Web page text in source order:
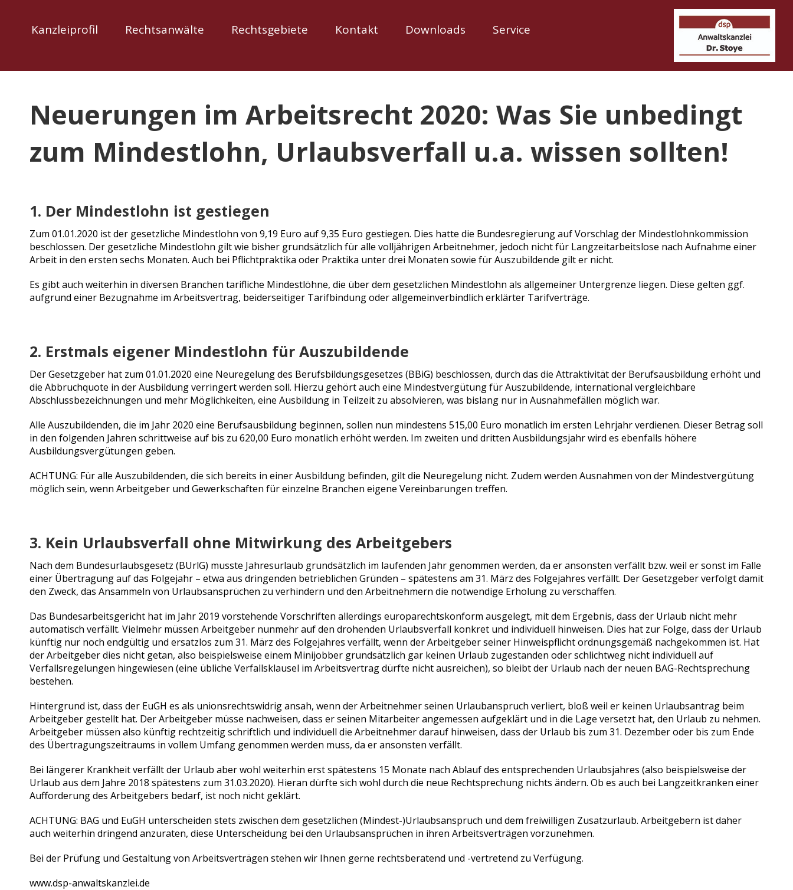
springenKanzleiprofil Rechtsanwälte Rechtsgebiete Kontakt Downloads Service
Neuerungen im Arbeitsrecht 2020: Was Sie unbedingt
zum Mindestlohn, Urlaubsverfall u.a. wissen sollten!
1. Der Mindestlohn ist gestiegen
Zum 01.01.2020 ist der gesetzliche Mindestlohn von 9,19 Euro auf 9,35 Euro gestiegen. Dies hatte die Bundesregierung auf Vorschlag der Mindestlohnkommission
beschlossen. Der gesetzliche Mindestlohn gilt wie bisher grundsätzlich für alle volljährigen Arbeitnehmer, jedoch nicht für Langzeitarbeitslose nach Aufnahme einer
Arbeit in den ersten sechs Monaten. Auch bei Pflichtpraktika oder Praktika unter drei Monaten sowie für Auszubildende gilt er nicht.
Es gibt auch weiterhin in diversen Branchen tarifliche Mindestlöhne, die über dem gesetzlichen Mindestlohn als allgemeiner Untergrenze liegen. Diese gelten ggf.
aufgrund einer Bezugnahme im Arbeitsvertrag, beiderseitiger Tarifbindung oder allgemeinverbindlich erklärter Tarifverträge.
2. Erstmals eigener Mindestlohn für Auszubildende
Der Gesetzgeber hat zum 01.01.2020 eine Neuregelung des Berufsbildungsgesetzes (BBiG) beschlossen, durch das die Attraktivität der Berufsausbildung erhöht und
die Abbruchquote in der Ausbildung verringert werden soll. Hierzu gehört auch eine Mindestvergütung für Auszubildende, international vergleichbare
Abschlussbezeichnungen und mehr Möglichkeiten, eine Ausbildung in Teilzeit zu absolvieren, was bislang nur in Ausnahmefällen möglich war.
Alle Auszubildenden, die im Jahr 2020 eine Berufsausbildung beginnen, sollen nun mindestens 515,00 Euro monatlich im ersten Lehrjahr verdienen. Dieser Betrag soll
in den folgenden Jahren schrittweise auf bis zu 620,00 Euro monatlich erhöht werden. Im zweiten und dritten Ausbildungsjahr wird es ebenfalls höhere
Ausbildungsvergütungen geben.
ACHTUNG: Für alle Auszubildenden, die sich bereits in einer Ausbildung befinden, gilt die Neuregelung nicht. Zudem werden Ausnahmen von der Mindestvergütung
möglich sein, wenn Arbeitgeber und Gewerkschaften für einzelne Branchen eigene Vereinbarungen treffen.
3. Kein Urlaubsverfall ohne Mitwirkung des Arbeitgebers
Nach dem Bundesurlaubsgesetz (BUrlG) musste Jahresurlaub grundsätzlich im laufenden Jahr genommen werden, da er ansonsten verfällt bzw. weil er sonst im Falle
einer Übertragung auf das Folgejahr – etwa aus dringenden betrieblichen Gründen – spätestens am 31. März des Folgejahres verfällt. Der Gesetzgeber verfolgt damit
den Zweck, das Ansammeln von Urlaubsansprüchen zu verhindern und den Arbeitnehmern die notwendige Erholung zu verschaffen.
Das Bundesarbeitsgericht hat im Jahr 2019 vorstehende Vorschriften allerdings europarechtskonform ausgelegt, mit dem Ergebnis, dass der Urlaub nicht mehr
automatisch verfällt. Vielmehr müssen Arbeitgeber nunmehr auf den drohenden Urlaubsverfall konkret und individuell hinweisen. Dies hat zur Folge, dass der Urlaub
künftig nur noch endgültig und ersatzlos zum 31. März des Folgejahres verfällt, wenn der Arbeitgeber seiner Hinweispflicht ordnungsgemäß nachgekommen ist. Hat
der Arbeitgeber dies nicht getan, also beispielsweise einem Minijobber grundsätzlich gar keinen Urlaub zugestanden oder schlichtweg nicht individuell auf
Verfallsregelungen hingewiesen (eine übliche Verfallsklausel im Arbeitsvertrag dürfte nicht ausreichen), so bleibt der Urlaub nach der neuen BAG-Rechtsprechung
bestehen.
Hintergrund ist, dass der EuGH es als unionsrechtswidrig ansah, wenn der Arbeitnehmer seinen Urlaubanspruch verliert, bloß weil er keinen Urlaubsantrag beim
Arbeitgeber gestellt hat. Der Arbeitgeber müsse nachweisen, dass er seinen Mitarbeiter angemessen aufgeklärt und in die Lage versetzt hat, den Urlaub zu nehmen.
Arbeitgeber müssen also künftig rechtzeitig schriftlich und individuell die Arbeitnehmer darauf hinweisen, dass der Urlaub bis zum 31. Dezember oder bis zum Ende
des Übertragungszeitraums in vollem Umfang genommen werden muss, da er ansonsten verfällt.
Bei längerer Krankheit verfällt der Urlaub aber wohl weiterhin erst spätestens 15 Monate nach Ablauf des entsprechenden Urlaubsjahres (also beispielsweise der
Urlaub aus dem Jahre 2018 spätestens zum 31.03.2020). Hieran dürfte sich wohl durch die neue Rechtsprechung nichts ändern. Ob es auch bei Langzeitkranken einer
Aufforderung des Arbeitgebers bedarf, ist noch nicht geklärt.
ACHTUNG: BAG und EuGH unterscheiden stets zwischen dem gesetzlichen (Mindest-)Urlaubsanspruch und dem freiwilligen Zusatzurlaub. Arbeitgebern ist daher
auch weiterhin dringend anzuraten, diese Unterscheidung bei den Urlaubsansprüchen in ihren Arbeitsverträgen vorzunehmen.
Bei der Prüfung und Gestaltung von Arbeitsverträgen stehen wir Ihnen gerne rechtsberatend und -vertretend zu Verfügung.
www.dsp-anwaltskanzlei.de